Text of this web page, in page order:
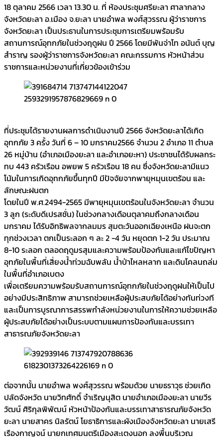
18 ตุลาคม 2566 เวลา 13.30 น. ที่ ห้องประชุมศรียะลา ศาลากลาง
จังหวัดยะลา อ.เมือง จ.ยะลา นายอำพล พงศ์สุวรรณ ผู้ว่าราชการ
จังหวัดยะลา เป็นประธานในการประชุมการเตรียมพร้อมรับ
สถานการณ์อุทกภัยในช่วงฤดูฝน ปี 2566 โดยมีพันจ่าโท อนันต์ บุญ
สําราญ รองผู้ว่าราชการจังหวัดยะลา คณะกรรมการ หัวหน้าส่วน
ราชการและหน่วยงานที่เกี่ยวข้องเข้าร่วม
ที่ประชุมได้รายงานผลการดำเนินงานปี 2566 จังหวัดยะลาได้เกิด
อุทกภัย 3 ครั้ง วันที่ 6 – 10 มกราคม2566 จำนวน 2 อำเภอ 11 ตำบล
26 หมู่บ้าน (อำเภอเมืองยะลา และอำเภอยะหา) ประชาชนได้รับผลกระ
ทบ 443 ครัวเรือน อพยพ 5 ครัวเรือน 18 คน ซึ่งจังหวัดยะลามีแนว
โน้มในการเกิดอุทกภัยขึ้นทุกปี มีปัจจัยจากพายุหมุนเขตร้อน และ
ลักษณะฝนตก
โดยในปี พ.ศ.2494-2565 มีพายุหมุนเขตร้อนในจังหวัดยะลา จำนวน
3 ลูก (ระดับดีเปรสชั่น) ในช่วงกลางเดือนตุลาคมถึงกลางเดือน
มกราคม ได้รับอิทธิพลจากลมมร สุมตะวันออกเฉียงเหนือ ฝนจะตก
ทุกช่วงเวลา ตกเป็นระลอก ๆ ละ 2 -4 วัน หยุดตก 1-2 วัน ประมาณ
8-10 ระลอก ตลอดฤดูมรสุมและความพร้อมป้องกันและแก้ไขปัญหา
อุทภัยในพื้นที่เสี่ยงน้ำท่วมฉับพลัน น้ำป่าไหลหลาก และดินโคลนถล่ม
ในพื้นที่อำเภอเบตง
เพื่อเตรียมความพร้อมรับสถานการณ์อุทกภัยในช่วงฤดูฝนให้เป็นไป
อย่างมีประสิทธิภาพ สามารถช่วยเหลือผู้ประสบภัยได้อย่างทันท่วงที
และเป็นการบูรณาการสรรพกำลังหน่วยงานในการให้ความช่วยเหลือ
ผู้ประสบภัยได้อย่างเป็นระบบตามแผนการป้องกันและบรรเทา
สาธารณภัยจังหวัดยะลา
ต่อจากนั้น นายอำพล พงศ์สุวรรณ พร้อมด้วย นายธราวุธ ช่วยเกิด
ปลัดจังหวัด นายวิทศักดิ์ จำเริญนุสิต นายอำเภอเมืองยะลา นายวีร
วัฒน์ ศิริกุลพิพัฒน์ หัวหน้าป้องกันและบรรเทาสาธารณภัยจังหวัด
ยะลา นายสาคร นิลรัตน์ โยธาธิการและผังเมืองจังหวัดยะลา นายเสรี
เรืองกาญจน์ นายกเทศมนตรีเมืองสะเตงนอก ลงพื้นบริเวณ